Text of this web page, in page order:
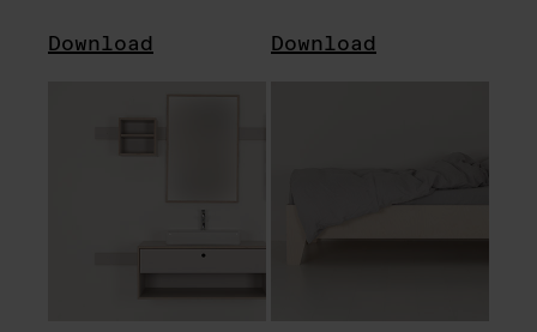
Download Download